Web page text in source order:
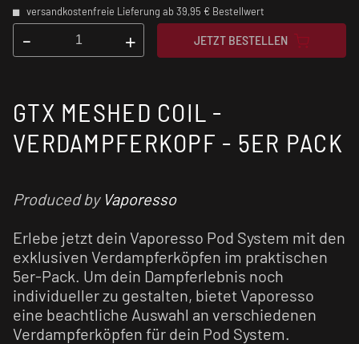
versandkostenfreie Lieferung ab 39,95 € Bestellwert
- + JETZT BESTELLEN
GTX MESHED COIL -
VERDAMPFERKOPF - 5ER PACK
Produced by Vaporesso
Erlebe jetzt dein Vaporesso Pod System mit den
exklusiven Verdampferköpfen im praktischen
5er-Pack. Um dein Dampferlebnis noch
individueller zu gestalten, bietet Vaporesso
eine beachtliche Auswahl an verschiedenen
Verdampferköpfen für dein Pod System.